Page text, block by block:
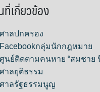
เกี่ยวข้อง
ศาลปกครอง
Facebookกลุ่มนักกฎหมาย
ศูนย์ติดตามคนหาย “สมชาย
ศาลยุติธรรม
ศาลรัฐธรรมนูญ